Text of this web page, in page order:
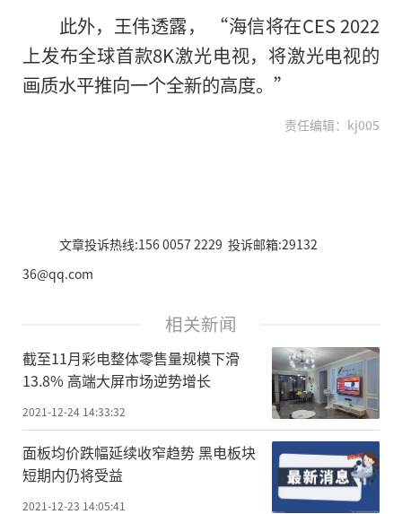
此外，王伟透露， “海信将在CES 2022
上发布全球首款8K激光电视，将激光电视的
画质水平推向一个全新的高度。”
责任编辑：kj005
文章投诉热线:156 0057 2229 投诉邮箱:29132
36@qq.com
相关新闻
截至11月彩电整体零售量规模下滑
13.8% 高端大屏市场逆势增长
2021-12-24 14:33:32
面板均价跌幅延续收窄趋势 黑电板块
短期内仍将受益
2021-12-23 14:05:41